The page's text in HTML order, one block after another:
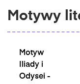
Motywy
Motyw
Iliady i
Odysei -